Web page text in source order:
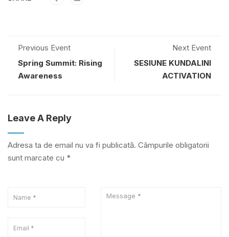
Previous Event
Spring Summit: Rising
Awareness
Next Event
SESIUNE KUNDALINI
ACTIVATION
Leave A Reply
Adresa ta de email nu va fi publicată. Câmpurile obligatorii
sunt marcate cu *